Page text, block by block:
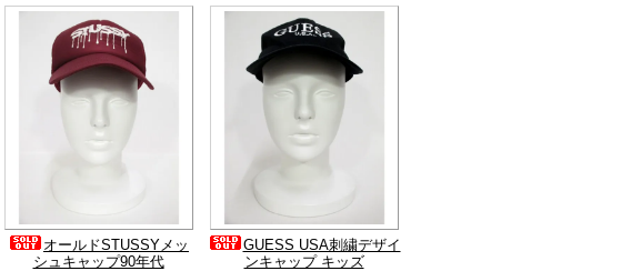
オールドSTUSSYメッ
シュキャップ90年代
GUESS USA刺繍デザイ
ンキャップ キッズ